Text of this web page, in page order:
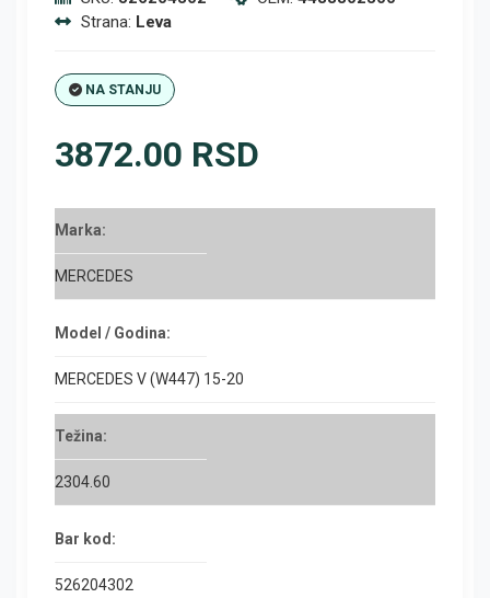
Strana: Leva
NA STANJU
3872.00 RSD
Marka:
MERCEDES
Model / Godina:
MERCEDES V (W447) 15-20
Težina:
2304.60
Bar kod:
526204302